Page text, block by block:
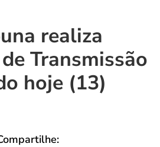
realiza
Transmissão
hoje (13)